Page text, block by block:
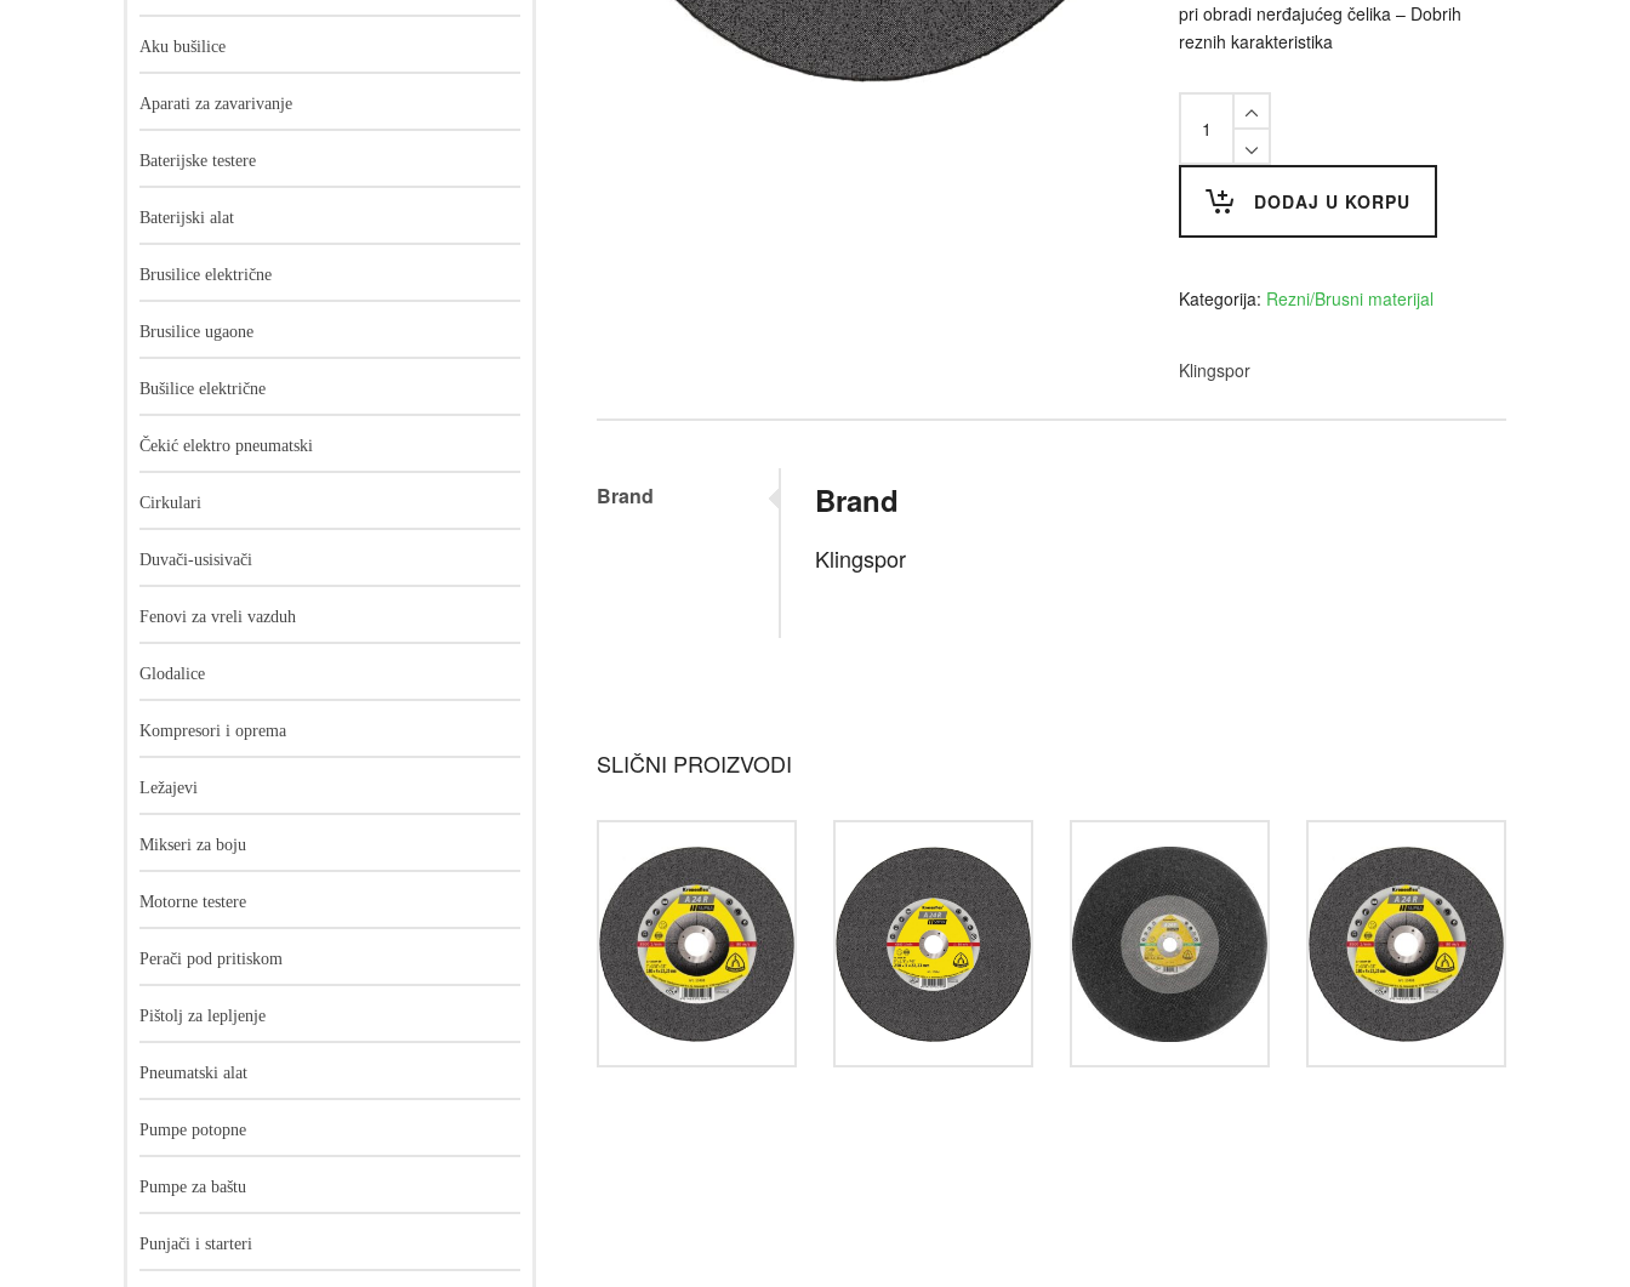
pri obradi nerđajućeg čelika – Dobrih
reznih karakteristika
ploča
180x1,6x22,23
quantity
DODAJ U KORPU
Kategorija: Rezni/Brusni materijal
Klingspor
Brand Brand
Klingspor
SLIČNI PROIZVODI
324,00 рсд
1.215,00 рсд
435,00 рсд
Aku bušilice
Aparati za zavarivanje
Baterijske testere
Baterijski alat
Brusilice električne
Brusilice ugaone
Bušilice električne
Čekić elektro pneumatski
Cirkulari
Duvači-usisivači
Fenovi za vreli vazduh
Glodalice
Kompresori i oprema
Ležajevi
Mikseri za boju
Motorne testere
Perači pod pritiskom
Pištolj za lepljenje
Pneumatski alat
Pumpe potopne
Pumpe za baštu
Punjači i starteri